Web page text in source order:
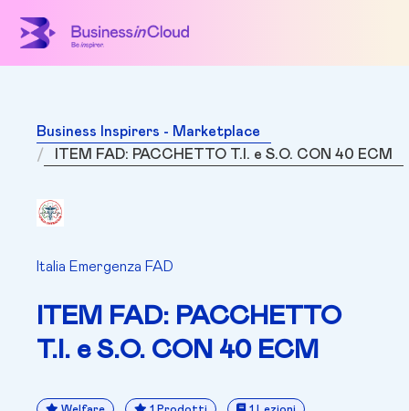
Business Inspirers - Marketplace
ITEM FAD: PACCHETTO T.I. e S.O. CON 40 ECM
Italia Emergenza FAD
ITEM FAD: PACCHETTO
T.I. e S.O. CON 40 ECM